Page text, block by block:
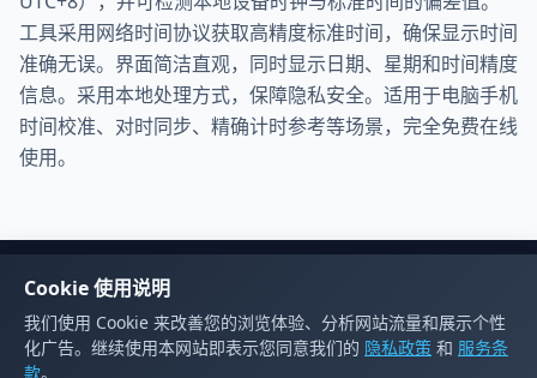
工具采用网络时间协议获取高精度标准时间，确保显示时间
准确无误。界面简洁直观，同时显示日期、星期和时间精度
信息。采用本地处理方式，保障隐私安全。适用于电脑手机
时间校准、对时同步、精确计时参考等场景，完全免费在线
使用。
友情链接
源码学社 IT工具合集站 屏幕测试工具 M3U8播放器 K导航网
Cookie 使用说明
我们使用 Cookie 来改善您的浏览体验、分析网站流量和展示个性
化广告。继续使用本网站即表示您同意我们的 隐私政策 和 服务条
款。